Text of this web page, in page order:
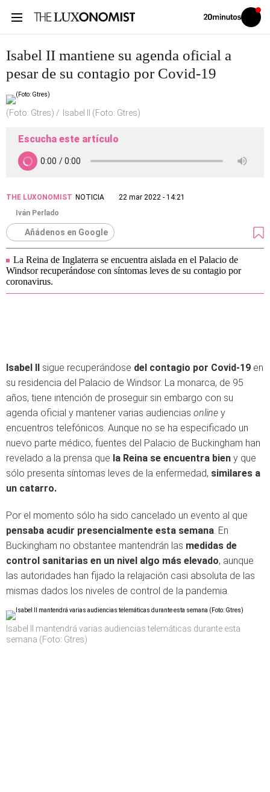
Volver
Iniciar
sesión
Isabel II mantiene su agenda oficial a
pesar de su contagio por Covid-19
(Foto: Gtres) Isabel II (Foto: Gtres)
Escucha este artículo
THE LUXONOMIST NOTICIA
22 mar 2022 - 14:21
Iván Perlado
Añádenos en Google
La Reina de Inglaterra se encuentra aislada en el Palacio de
Windsor recuperándose con síntomas leves de su contagio por
coronavirus.
Isabel II sigue recuperándose del contagio por Covid-19 en
su residencia del Palacio de Windsor. La monarca, de 95
años, tiene intención de proseguir sin embargo con su
agenda oficial y mantener varias audiencias online y
encuentros telefónicos. Aunque no se ha especificado un
nuevo parte médico, fuentes del Palacio de Buckingham han
revelado a la prensa que la Reina se encuentra bien y que
sólo presenta síntomas leves de la enfermedad, similares a
un catarro.
Por el momento sólo ha sido cancelado un evento al que
pensaba acudir presencialmente esta semana. En
Buckingham no obstantee mantendrán las medidas de
control sanitarias en un nivel algo más elevado, aunque
las autoridades han fijado la relajación casi absoluta de las
mismas dados los niveles de control de la pandemia.
Isabel II mantendrá varias audiencias telemáticas durante esta
semana (Foto: Gtres)